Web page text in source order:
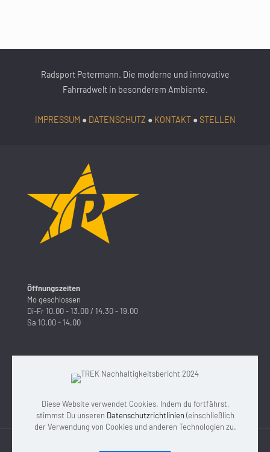
Radsport Petermann. Die moderne und innovative
Fahrradwelt in besonderem Ambiente.
IMPRESSUM ● DATENSCHUTZ ● KONTAKT●STELLEN
Öffnungszeiten
Mo geschlossen
Di-Fr 10.00 - 13.00 / 14.30 - 19.00
Sa 10.00 - 14.00
Radsport Petermann
Denzlinger Str. 29
Tel.: 07641 / 4010
Diese Website verwendet Cookies. Indem du fortfährst,
stimmst Du unseren Datenschutzrichtlinien (einschließlich
der Verwendung von Cookies und anderen Technologien zu.